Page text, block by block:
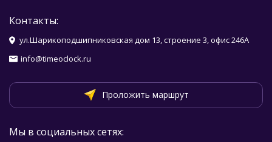
Контакты:
ул.Шарикоподшипниковская дом 13, строение 3, офис 246А
info@timeoclock.ru
Проложить маршрут
Мы в социальных сетях: